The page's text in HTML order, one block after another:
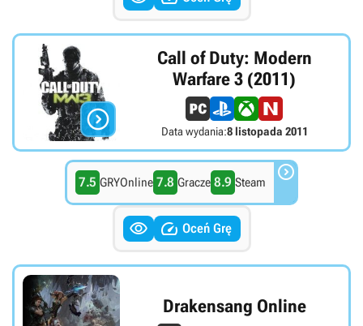

Call of Duty: Modern
Warfare 3 (2011)
Data wydania:8 listopada 2011
7.5 GRYOnline 7.8 Gracze 8.9 Steam 
  Oceń Grę
Drakensang Online